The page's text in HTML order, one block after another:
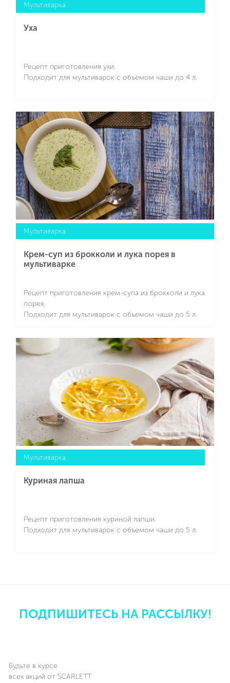
Мультиварка
Уха
Рецепт приготовления ухи.
Подходит для мультиварок с объемом чаши до 4 л.
Подробнее
Мультиварка
Крем-суп из брокколи и лука порея в
мультиварке
Рецепт приготовления крем-супа из брокколи и лука
порея.
Подходит для мультиварок с объемом чаши до 5 л.
Подробнее
Мультиварка
Куриная лапша
Рецепт приготовления куриной лапши.
Подходит для мультиварок с объемом чаши до 5 л.
ПОДПИШИТЕСЬ НА РАССЫЛКУ!
Будьте в курсе
всех акций от SCARLETT